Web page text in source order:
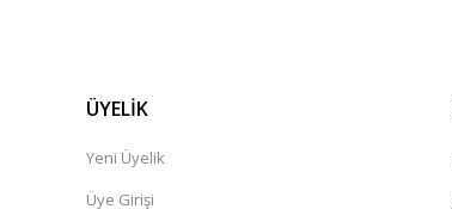
ÜYELİK
Yeni Üyelik
Üye Girişi